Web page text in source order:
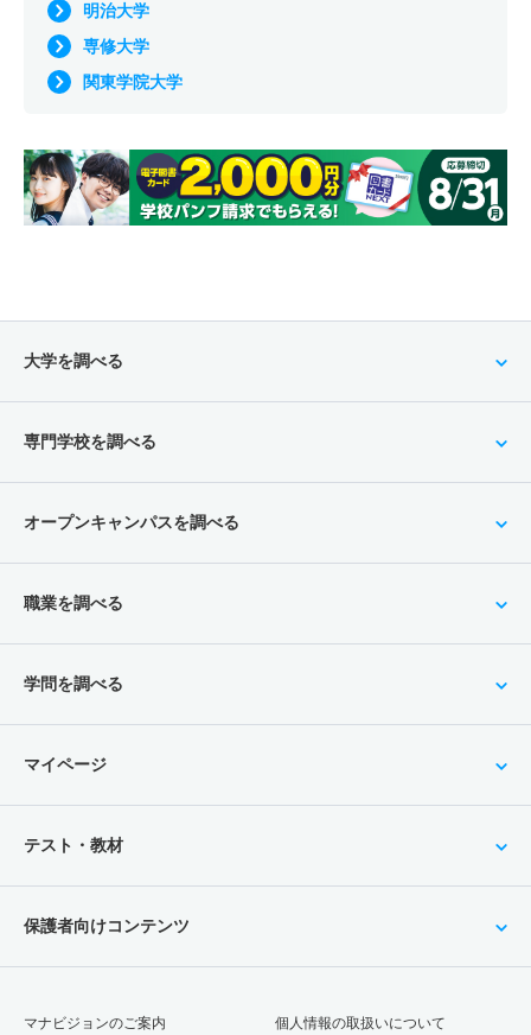
明治大学
専修大学
関東学院大学
大学を調べる
専門学校を調べる
オープンキャンパスを調べる
職業を調べる
学問を調べる
マイページ
テスト・教材
保護者向けコンテンツ
マナビジョンのご案内 個人情報の取扱いについて